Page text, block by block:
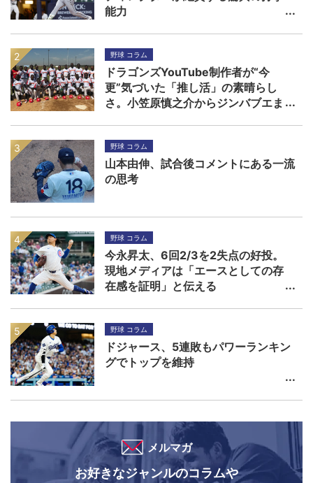
能力
野球 コラム
ドラゴンズYouTube制作者が“今
更”気づいた「推し活」の素晴らし
さ。小笠原慎之介からジンバブエま
野球 コラム
山本由伸、試合後コメントにある一流
の思考
野球 コラム
今永昇太、6回2/3を2失点の好投。
現地メディアは「エースとしての存
在感を証明」と伝える
野球 コラム
ドジャース、5連敗もパワーランキン
グでトップを維持
メルマガ
お好きなジャンルのコラムや